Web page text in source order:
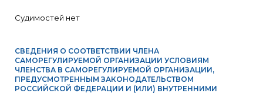
Судимостей нет
СВЕДЕНИЯ О СООТВЕТСТВИИ ЧЛЕНА
САМОРЕГУЛИРУЕМОЙ ОРГАНИЗАЦИИ УСЛОВИЯМ
ЧЛЕНСТВА В САМОРЕГУЛИРУЕМОЙ ОРГАНИЗАЦИИ,
ПРЕДУСМОТРЕННЫМ ЗАКОНОДАТЕЛЬСТВОМ
РОССИЙСКОЙ ФЕДЕРАЦИИ И (ИЛИ) ВНУТРЕННИМИ